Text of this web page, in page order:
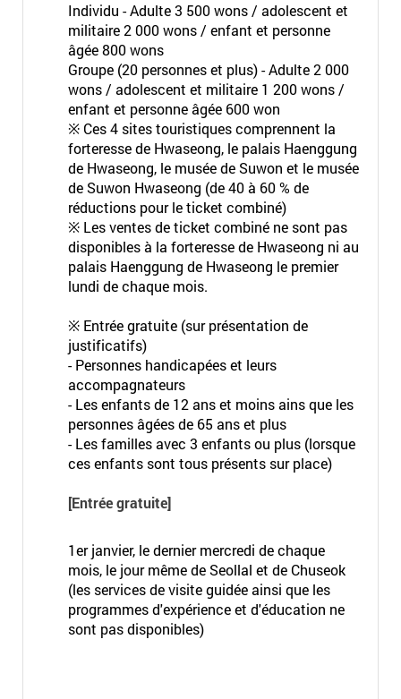
Individu - Adulte 3 500 wons / adolescent et
militaire 2 000 wons / enfant et personne
âgée 800 wons
Groupe (20 personnes et plus) - Adulte 2 000
wons / adolescent et militaire 1 200 wons /
enfant et personne âgée 600 won
※ Ces 4 sites touristiques comprennent la
forteresse de Hwaseong, le palais Haenggung
de Hwaseong, le musée de Suwon et le musée
de Suwon Hwaseong (de 40 à 60 % de
réductions pour le ticket combiné)
※ Les ventes de ticket combiné ne sont pas
disponibles à la forteresse de Hwaseong ni au
palais Haenggung de Hwaseong le premier
lundi de chaque mois.
※ Entrée gratuite (sur présentation de
justificatifs)
- Personnes handicapées et leurs
accompagnateurs
- Les enfants de 12 ans et moins ains que les
personnes âgées de 65 ans et plus
- Les familles avec 3 enfants ou plus (lorsque
ces enfants sont tous présents sur place)
[Entrée gratuite]
1er janvier, le dernier mercredi de chaque
mois, le jour même de Seollal et de Chuseok
(les services de visite guidée ainsi que les
programmes d'expérience et d'éducation ne
sont pas disponibles)